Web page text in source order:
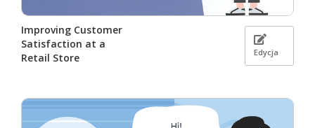
Improving Customer
Satisfaction at a
Retail Store
Edycja